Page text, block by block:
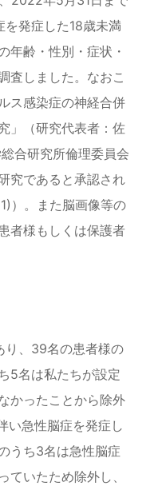
発症した18歳未満
年齢・性別・症状・
査しました。なおこ
ス感染症の神経合併
」（研究代表者：佐
合研究所倫理委員会
究であると承認され
）。また脳画像等の
者様もしくは保護者
り、39名の患者様の
5名は私たちが設定
かったことから除外
い急性脳症を発症し
うち3名は急性脳症
ていたため除外し、